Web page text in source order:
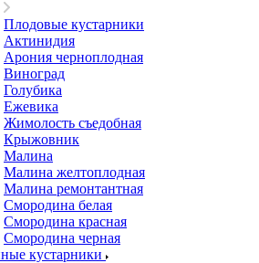
Плодовые кустарники
Актинидия
Арония черноплодная
Виноград
Голубика
Ежевика
Жимолость съедобная
Крыжовник
Малина
Малина желтоплодная
Малина ремонтантная
Смородина белая
Смородина красная
Смородина черная
кустарники